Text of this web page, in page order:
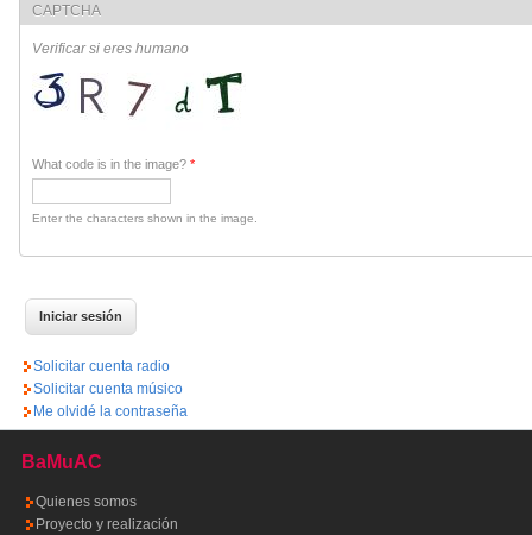
CAPTCHA
Verificar si eres humano
What code is in the image? *
Enter the characters shown in the image.
Solicitar cuenta radio
Solicitar cuenta músico
Me olvidé la contraseña
BaMuAC
Quienes somos
Proyecto y realización